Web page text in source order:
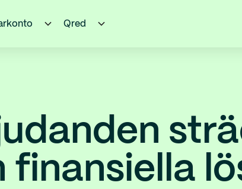
Qred
finansiella